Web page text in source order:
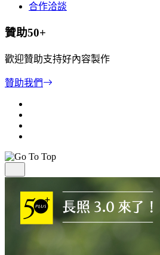
合作洽談
贊助50+
歡迎贊助支持好內容製作
贊助我們